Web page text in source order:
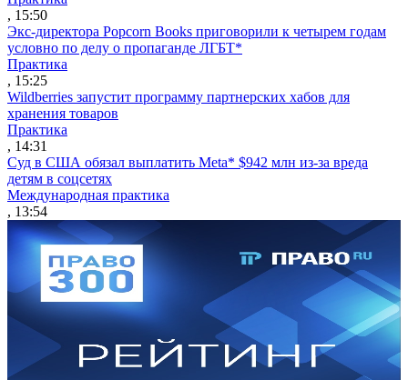
, 15:50
Экс-директора Popcorn Books приговорили к четырем годам
условно по делу о пропаганде ЛГБТ*
Практика
, 15:25
Wildberries запустит программу партнерских хабов для
хранения товаров
Практика
, 14:31
Суд в США обязал выплатить Meta* $942 млн из-за вреда
детям в соцсетях
Международная практика
, 13:54